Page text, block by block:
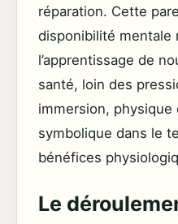
réparation. Cette
disponibilité mentale
l’apprentissage de
santé, loin des
immersion, physique
symbolique dans le
bénéfices
Le